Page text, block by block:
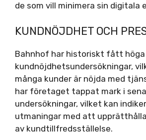
de som vill minimera sin digitala
KUNDNÖJDHET OCH
Bahnhof har historiskt fått
kundnöjdhetsundersökningar,
många kunder är nöjda med
har företaget tappat mark i
undersökningar, vilket kan
utmaningar med att
av kundtillfredsställelse.